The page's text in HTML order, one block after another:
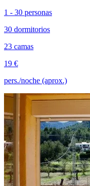
1 - 30 personas
30 dormitorios
23 camas
19 €
pers./noche (aprox.)